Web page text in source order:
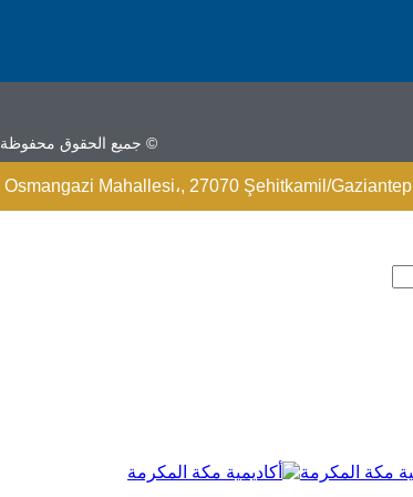
© جميع الحقوق محفوظة 2022 م , 1443 هـ .
Osmangazi Mahallesi،, 27070 Şehitkamil/Gaziantep